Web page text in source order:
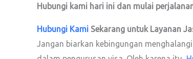
Hubungi kami hari ini dan mulai
Hubungi Kami Sekarang untuk Layanan
Jangan biarkan kebingungan